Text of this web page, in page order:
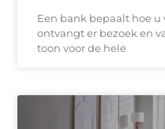
Een bank bepaalt hoe u
ontvangt er bezoek en
toon voor de hele